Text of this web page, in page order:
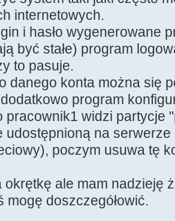
internetowych.
i hasło wygenerowane
być stałe) program
to pasuje.
danego konta można się
program
pracownik1 widzi partycje
udostępnioną na
poczym usuwa tę
okrętkę ale mam nadzieję
mogę doszczegółowić.